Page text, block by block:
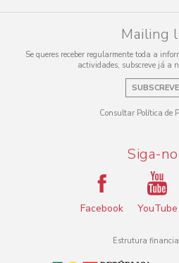
Mailing
Se queres receber regularmente toda a
actividades, subscreve já a
Consultar Política de
Siga-
Facebook YouTube
Estrutura